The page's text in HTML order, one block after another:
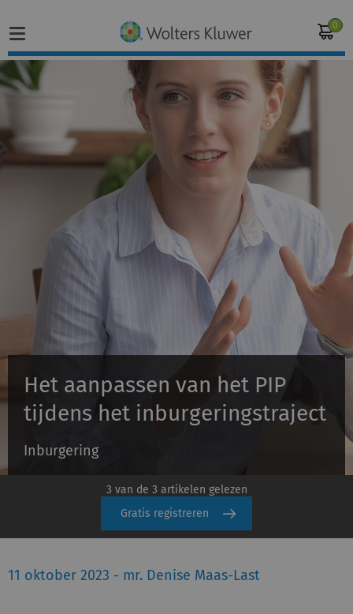
0
Vakgebieden
Producten
Opleidingen
Juridisch advies
Inloggen op de kennisbank
Inloggen
Het aanpassen van het PIP
tijdens het inburgeringstraject
Inburgering
3 van de 3 artikelen gelezen
Gratis registreren
11 oktober 2023 - mr. Denise Maas-Last